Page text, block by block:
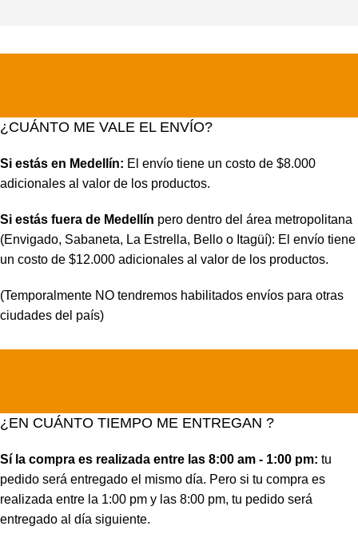
¿CUÁNTO ME VALE EL ENVÍO?
Si estás en Medellín: El envío tiene un costo de $8.000
adicionales al valor de los productos.
Si estás fuera de Medellín pero dentro del área metropolitana
(Envigado, Sabaneta, La Estrella, Bello o Itagüí): El envío tiene
un costo de $12.000 adicionales al valor de los productos.
(Temporalmente NO tendremos habilitados envíos para otras
ciudades del país)
¿EN CUÁNTO TIEMPO ME ENTREGAN ?
Sí la compra es realizada entre las 8:00 am - 1:00 pm: tu
pedido será entregado el mismo día. Pero si tu compra es
realizada entre la 1:00 pm y las 8:00 pm, tu pedido será
entregado al día siguiente.